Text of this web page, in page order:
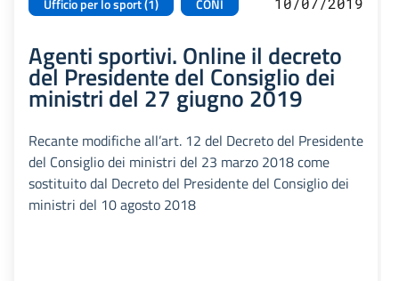
Ufficio per lo sport (1) CONI
Agenti sportivi. Online il decreto
del Presidente del Consiglio dei
ministri del 27 giugno 2019
Recante modifiche all’art. 12 del Decreto del Presidente
del Consiglio dei ministri del 23 marzo 2018 come
sostituito dal Decreto del Presidente del Consiglio dei
ministri del 10 agosto 2018